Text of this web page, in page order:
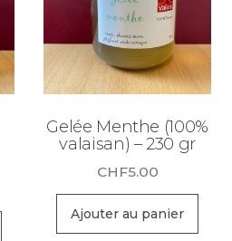
Gelée Menthe (100%
valaisan) – 230 gr
CHF5.00
Ajouter au panier